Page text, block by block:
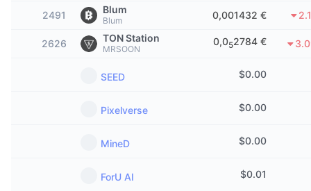
Mercati di previsione
Di tendenza
ETF crypto
ETF su Bitcoin
ETF su Ethereum
Mercato delle Competenze
CMC MCP
Widget del sito
2491 Blum
Blum 0,001432 €
2626 TON Station
MRSOON
0,052784 €
SEED $0.00
Pixelverse $0.00
MineD $0.00
ForU AI $0.01